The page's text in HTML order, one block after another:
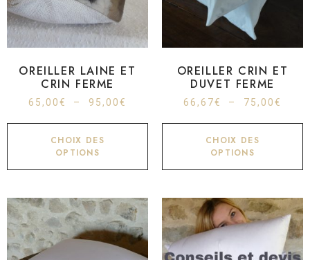
OREILLER LAINE ET
CRIN FERME
65,00€ – 95,00€
CHOIX DES
OPTIONS
OREILLER CRIN ET
DUVET FERME
66,67€ – 75,00€
CHOIX DES
OPTIONS